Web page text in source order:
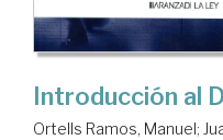
Introducción al
Ortells Ramos, Manuel;